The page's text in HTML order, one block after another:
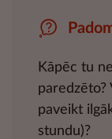
Kāpēc tu
paredzēto?
paveikt
stundu)?